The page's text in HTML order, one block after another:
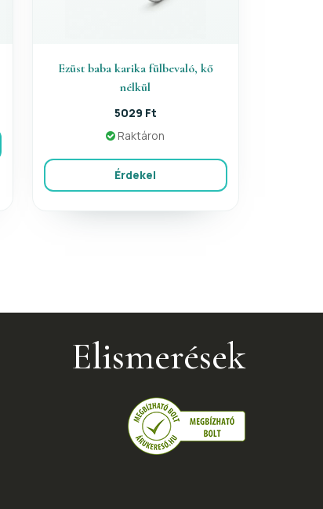
Ezüst baba karika fülbevaló, kő
nélkül
5029 Ft
Raktáron
Érdekel
Elismerések